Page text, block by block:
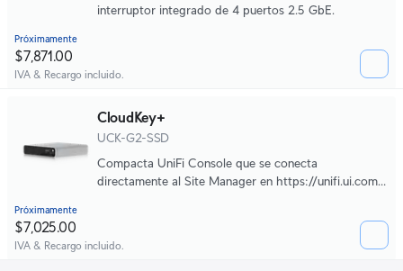
interruptor integrado de 4 puertos 2.5 GbE.
Próximamente
$7,871.00
IVA & Recargo incluido.
CloudKey+
UCK-G2-SSD
Compacta UniFi Console que se conecta
directamente al Site Manager en https://unifi.ui.com/
Próximamente
$7,025.00
IVA & Recargo incluido.